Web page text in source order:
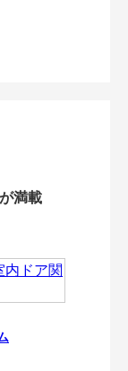
満載